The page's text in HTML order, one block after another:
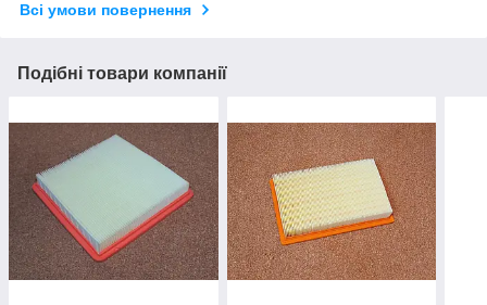
Всі умови повернення
Подібні товари компанії